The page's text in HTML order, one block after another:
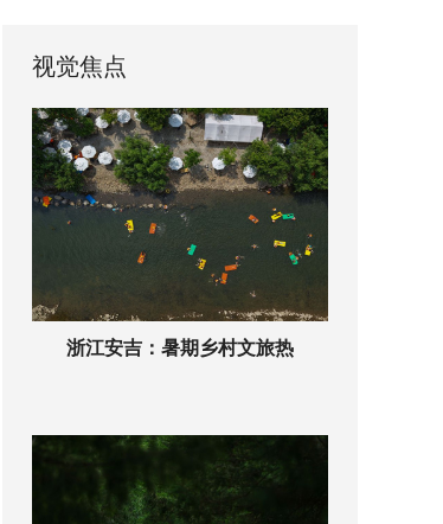
视觉焦点
浙江安吉：暑期乡村文旅热